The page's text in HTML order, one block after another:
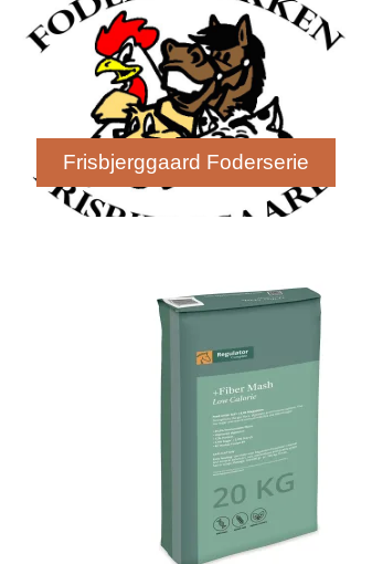
Frisbjerggaard Foderserie